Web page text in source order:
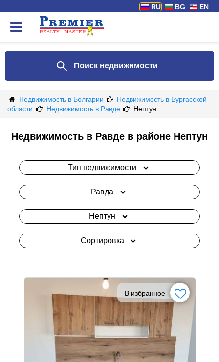
RU BG EN
Поиск недвижимости
Недвижимость в Болгарии
Недвижимость в Бургасской
области
Недвижимость в Равде Нептун
Недвижимость в Равде в районе Нептун
Тип недвижимости
Равда
Нептун
Сортировка
В избранное